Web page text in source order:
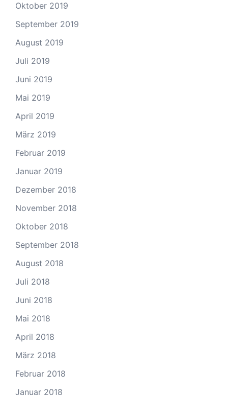
Oktober 2019
September 2019
August 2019
Juli 2019
Juni 2019
Mai 2019
April 2019
März 2019
Februar 2019
Januar 2019
Dezember 2018
November 2018
Oktober 2018
September 2018
August 2018
Juli 2018
Juni 2018
Mai 2018
April 2018
März 2018
Februar 2018
Januar 2018